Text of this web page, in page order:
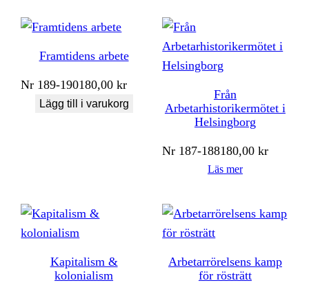
Framtidens arbete
Nr 189-190180,00kr
Lägg till i varukorg
Från
Arbetarhistorikermötet i
Helsingborg
Nr 187-188180,00kr
Läs mer
Kapitalism &
kolonialism
Arbetarrörelsens kamp
för rösträtt